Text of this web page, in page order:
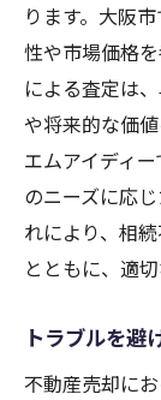
ります。大阪
性や市場価格
による査定は
や将来的な価
エムアイディ
のニーズに応
れにより、相
とともに、適
トラブルを避
不動産売却に